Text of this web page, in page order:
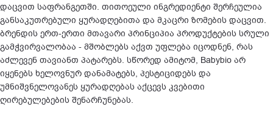
დაცვით საფრანგეთში. თითოეული ინგრედიენტი შერჩეულია
განსაკუთრებული ყურადღებითა და მკაცრი ზომების დაცვით.
ბრენდის ერთ-ერთი მთავარი პრინციპია პროდუქტების სრული
გამჭვირვალობაა - მშობლებს აქვთ უფლება იცოდნენ, რას
აძლევენ თავიანთ პატარებს. სწორედ ამიტომ, Babybio არ
იყენებს ხელოვნურ დანამატებს, პესტიციდებს და
უმნიშვნელოვანეს ყურადღებას აქცევს კვებითი
ღირებულებების შენარჩუნებას.